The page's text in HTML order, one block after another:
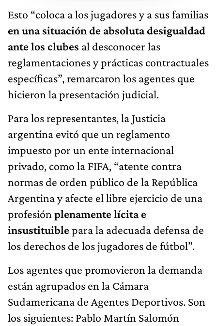
Esto “coloca a los jugadores y a sus familias
en una situación de absoluta desigualdad
ante los clubes al desconocer las
reglamentaciones y prácticas contractuales
específicas”, remarcaron los agentes que
hicieron la presentación judicial.
Para los representantes, la Justicia
argentina evitó que un reglamento
impuesto por un ente internacional
privado, como la FIFA, “atente contra
normas de orden público de la República
Argentina y afecte el libre ejercicio de una
profesión plenamente lícita e
insustituiblepara la adecuada defensa de
los derechos de los jugadores de fútbol”.
Los agentes que promovieron la demanda
están agrupados en la Cámara
Sudamericana de Agentes Deportivos. Son
los siguientes: Pablo Martín Salomón